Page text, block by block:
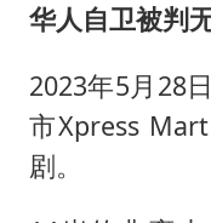
华人自卫被判
2023年5月28
市Xpress
剧。